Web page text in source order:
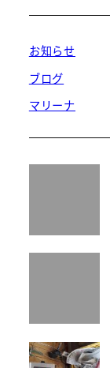
お知らせ
ブログ
マリーナ